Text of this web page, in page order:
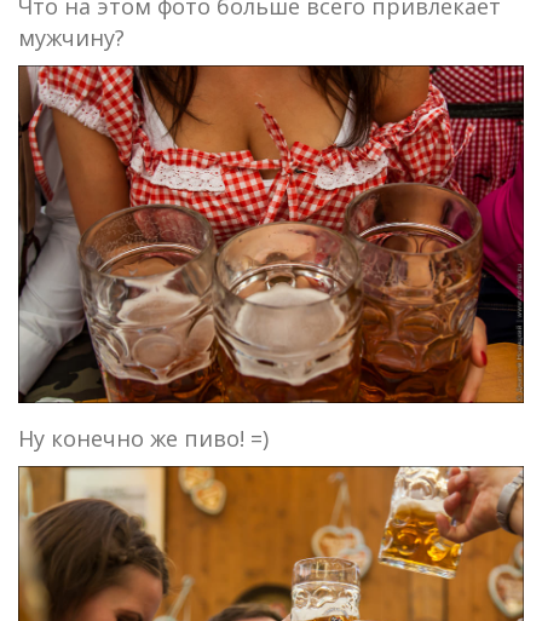
мужчину?
Ну конечно же пиво! =)